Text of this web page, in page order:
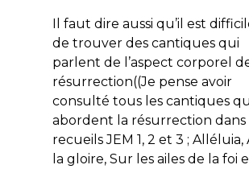
Il faut dire aussi qu’il est
de trouver des cantiques qui
parlent de l’aspect corporel
résurrection((Je pense avoir
consulté tous les cantiques
abordent la résurrection dans
recueils JEM 1, 2 et 3 ; Alléluia,
la gloire, Sur les ailes de la foi